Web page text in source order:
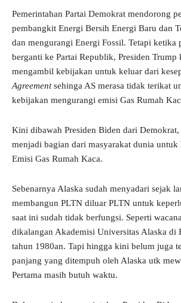
Pemerintahan Partai Demokrat mendorong
pembangkit Energi Bersih Energi Baru dan
dan mengurangi Energi Fossil. Tetapi ketika
berganti ke Partai Republik, Presiden Trump
mengambil kebijakan untuk keluar dari
Agreementsehinga AS merasa tidak terikat
kebijakan mengurangi emisi Gas Rumah
Kini dibawah Presiden Biden dari
menjadi bagian dari masyarakat dunia untuk
Emisi Gas Rumah Kaca.
Sebenarnya Alaska sudah menyadari sejak
membangun PLTN diluar PLTN untuk
saat ini sudah tidak berfungsi. Seperti
dikalangan Akademisi Universitas Alaska di
tahun 1980an. Tapi hingga kini belum juga
panjang yang ditempuh oleh Alaska utk
Pertama masih butuh waktu.